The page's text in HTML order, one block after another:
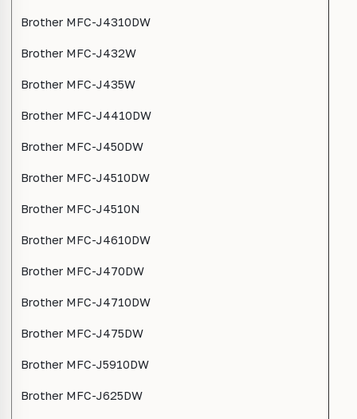
Brother MFC-J4310DW
Brother MFC-J432W
Brother MFC-J435W
Brother MFC-J4410DW
Brother MFC-J450DW
Brother MFC-J4510DW
Brother MFC-J4510N
Brother MFC-J4610DW
Brother MFC-J470DW
Brother MFC-J4710DW
Brother MFC-J475DW
Brother MFC-J5910DW
Brother MFC-J625DW